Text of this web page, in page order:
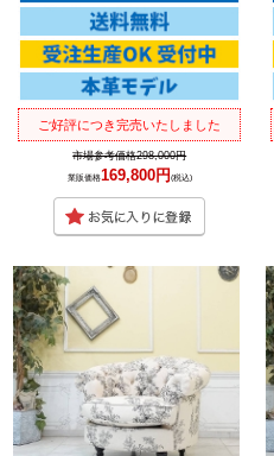
ご好評につき完売いたしました
市場参考価格298,000円
業販価格169,800円 (税込)